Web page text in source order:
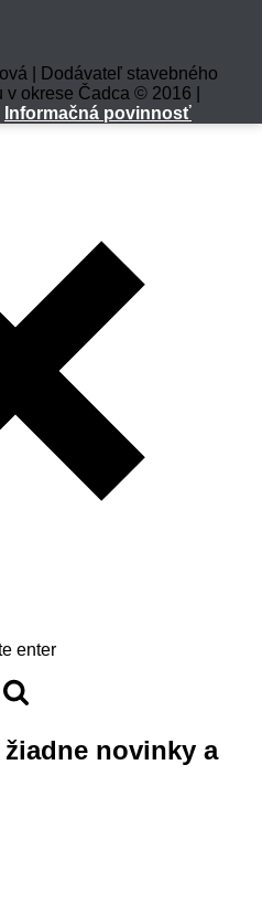
| Dodávateľ stavebného
okrese Čadca © 2016 |
Informačná povinnosť
enter
novinky a